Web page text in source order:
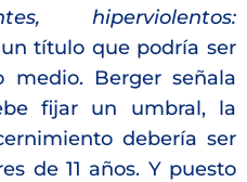
hiperviolentos:
título que podría ser
medio. Berger señala
fijar un umbral, la
debería ser
de 11 años. Y puesto